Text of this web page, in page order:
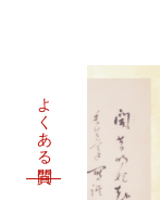
よくある質問